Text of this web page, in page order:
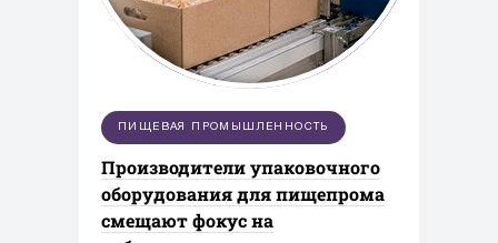
ПИЩЕВАЯ ПРОМЫШЛЕННОСТЬ
Производители упаковочного
оборудования для пищепрома
смещают фокус на